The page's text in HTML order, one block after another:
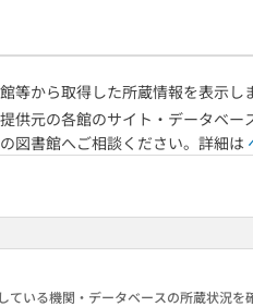
等から取得した所蔵情報を表示し
供元の各館のサイト・データベ
図書館へご相談ください。詳細は
いる機関・データベースの所蔵状況を